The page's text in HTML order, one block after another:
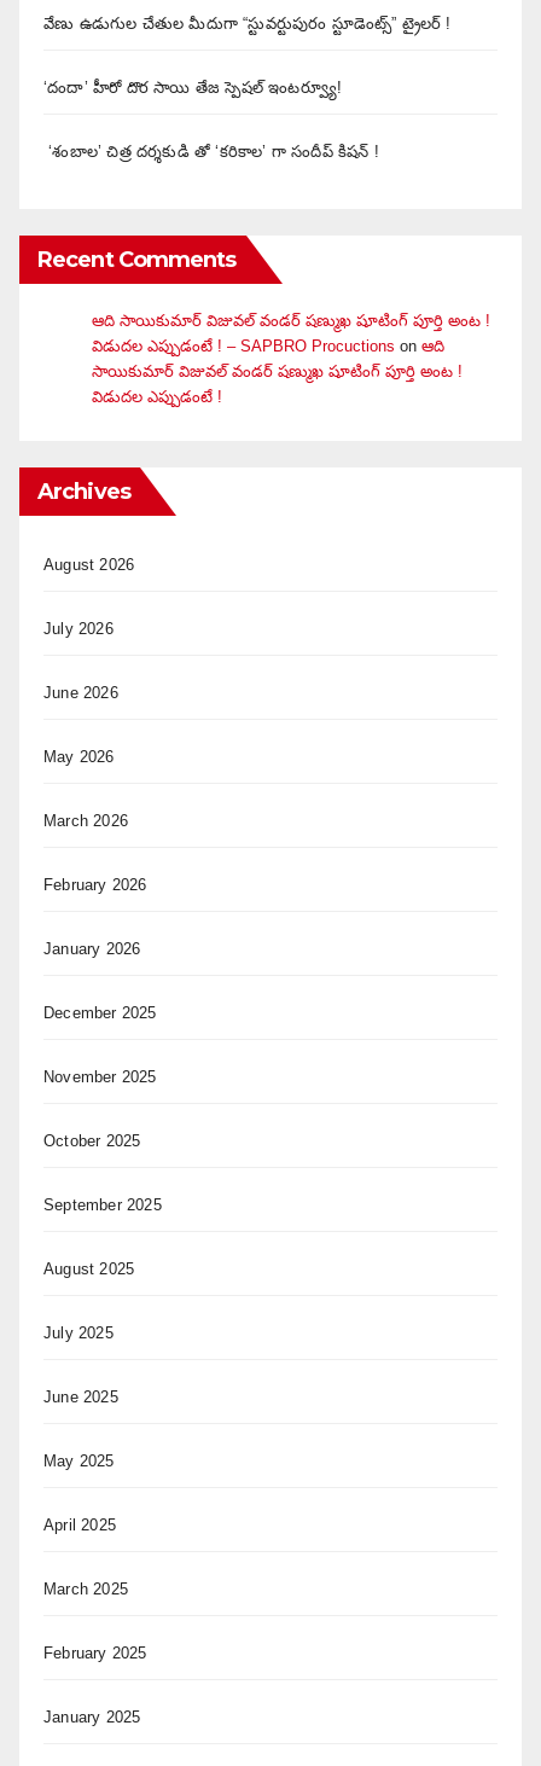
వేణు ఉడుగుల చేతుల మీదుగా “స్టువర్టుపురం స్టూడెంట్స్” ట్రైలర్ !
‘దందా’ హీరో దొర సాయి తేజ స్పెషల్ ఇంటర్వ్యూ!
‘శంబాల’ చిత్ర దర్శకుడి తో ‘కరికాల’ గా సందీప్ కిషన్ !
Recent Comments
ఆది సాయికుమార్ విజువ‌ల్ వండ‌ర్ ష‌ణ్ముఖ షూటింగ్ పూర్తి అంట !
విడుదల ఎప్పుడంటే ! – SAPBRO Procuctions on ఆది
సాయికుమార్ విజువ‌ల్ వండ‌ర్ ష‌ణ్ముఖ షూటింగ్ పూర్తి అంట !
విడుదల ఎప్పుడంటే !
Archives
August 2026
July 2026
June 2026
May 2026
March 2026
February 2026
January 2026
December 2025
November 2025
October 2025
September 2025
August 2025
July 2025
June 2025
May 2025
April 2025
March 2025
February 2025
January 2025